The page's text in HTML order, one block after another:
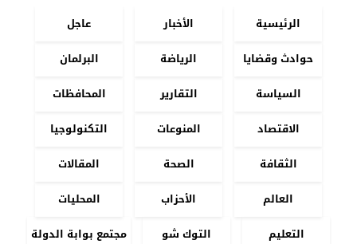
الرئيسية الأخبار
عاجل
حوادث وقضايا
الرياضة
البرلمان
السياسة
التقارير
المحافظات
الاقتصاد
المنوعات
التكنولوجيا
الثقافة
الصحة
المقالات
العالم
الأحزاب
المحليات
التعليم
التوك شو مجتمع بوابة الدولة